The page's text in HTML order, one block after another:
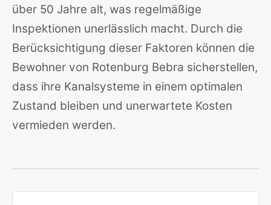
über 50 Jahre alt, was regelmäßige
Inspektionen unerlässlich macht. Durch die
Berücksichtigung dieser Faktoren können die
Bewohner von Rotenburg Bebra sicherstellen,
dass ihre Kanalsysteme in einem optimalen
Zustand bleiben und unerwartete Kosten
vermieden werden.